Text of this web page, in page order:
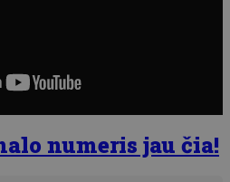
numeris jau čia!